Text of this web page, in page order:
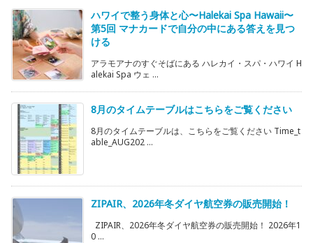
ハワイで整う身体と心〜Halekai Spa Hawaii〜
第5回 マナカードで自分の中にある答えを見つ
ける
アラモアナのすぐそばにある ハレカイ・スパ・ハワイ H
alekai Spa ウェ ...
8月のタイムテーブルはこちらをご覧ください
8月のタイムテーブルは、こちらをご覧ください Time_t
able_AUG202 ...
ZIPAIR、2026年冬ダイヤ航空券の販売開始！
ZIPAIR、2026年冬ダイヤ航空券の販売開始！ 2026年1
0 ...